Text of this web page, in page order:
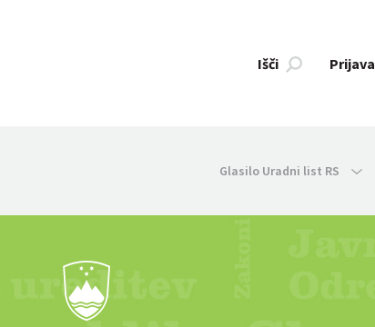
Išči Prijava
Glasilo Uradni list RS